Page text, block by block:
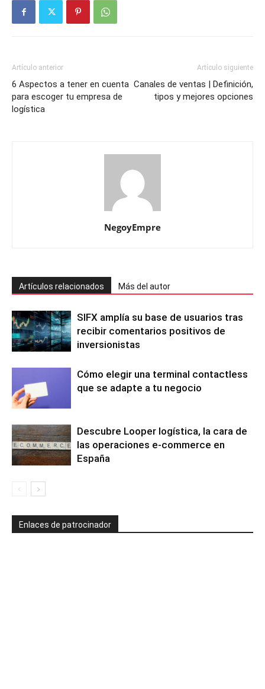
Artículo anterior
6 Aspectos a tener en cuenta
para escoger tu empresa de
logística
Artículo siguiente
Canales de ventas | Definición,
tipos y mejores opciones
NegoyEmpre
Artículos relacionados Más del autor
SIFX amplía su base de usuarios tras
recibir comentarios positivos de
inversionistas
Cómo elegir una terminal contactless
que se adapte a tu negocio
Descubre Looper logística, la cara de
las operaciones e-commerce en
España
Enlaces de patrocinador